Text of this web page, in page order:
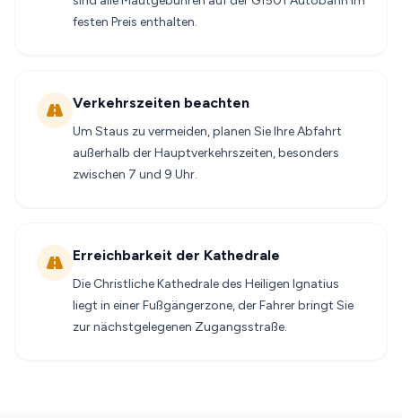
festen Preis enthalten.
Verkehrszeiten beachten
Um Staus zu vermeiden, planen Sie Ihre Abfahrt
außerhalb der Hauptverkehrszeiten, besonders
zwischen 7 und 9 Uhr.
Erreichbarkeit der Kathedrale
Die Christliche Kathedrale des Heiligen Ignatius
liegt in einer Fußgängerzone, der Fahrer bringt Sie
zur nächstgelegenen Zugangsstraße.